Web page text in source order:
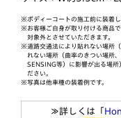
※ボディーコートの施工前に装着
※お客様ご自身が取り付ける商品
対象外とさせていただきます。
※道路交通法により貼れない場所
れない場所（曲率のきつい場所
SENSING等）に影響が出る場所
ださい。
※写真は他車種の装着例です。
≫詳しくは「